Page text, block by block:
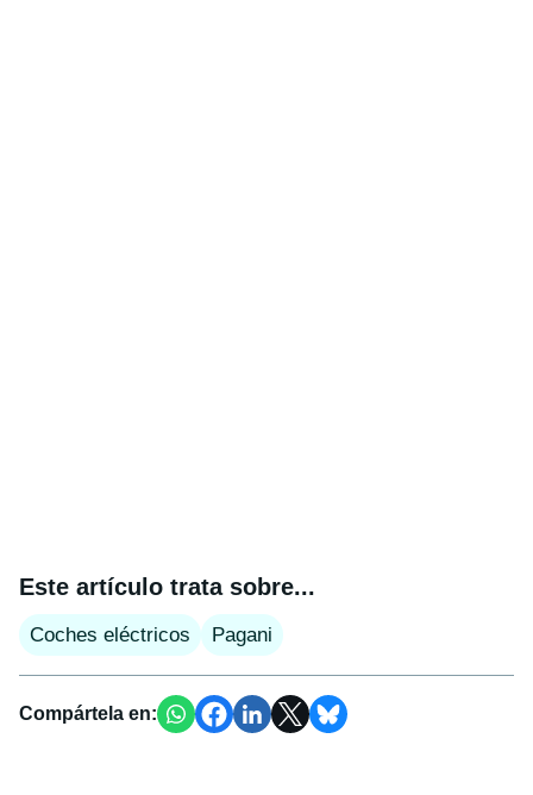
Este artículo trata sobre...
Coches eléctricos Pagani
Compártela en: